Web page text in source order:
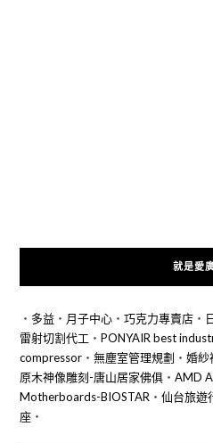
就是愛
‧ 多益‧ 月子中心‧ 巧克力專賣店‧
雷射切割代工 ‧ PONYAIR best
compressor‧ 無塵室管理規劃 ‧ 婚紗
原木神像雕刻-唐山居家佛俱‧ AMD
Motherboards-BIOSTAR‧ 仙台旅遊
座‧